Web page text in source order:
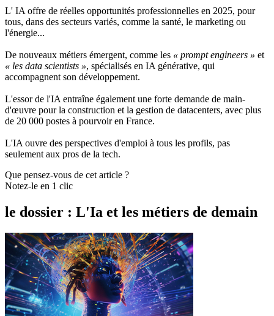
L' IA offre de réelles opportunités professionnelles en 2025, pour
tous, dans des secteurs variés, comme la santé, le marketing ou
l'énergie...
De nouveaux métiers émergent, comme les « prompt engineers » et
« les data scientists », spécialisés en IA générative, qui
accompagnent son développement.
L'essor de l'IA entraîne également une forte demande de main-
d'œuvre pour la construction et la gestion de datacenters, avec plus
de 20 000 postes à pourvoir en France.
L'IA ouvre des perspectives d'emploi à tous les profils, pas
seulement aux pros de la tech.
Que pensez-vous de cet article ?
Notez-le en 1 clic
le dossier : L'Ia et les métiers de demain